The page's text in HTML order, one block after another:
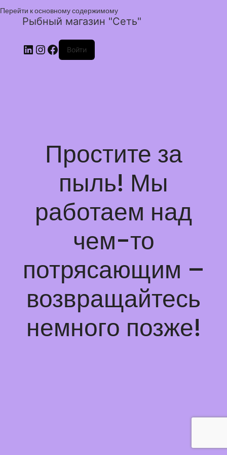
Перейти к основному содержимому
Рыбный магазин "Сеть"
Войти
Простите за
пыль! Мы
работаем над
чем-то
потрясающим –
возвращайтесь
немного позже!